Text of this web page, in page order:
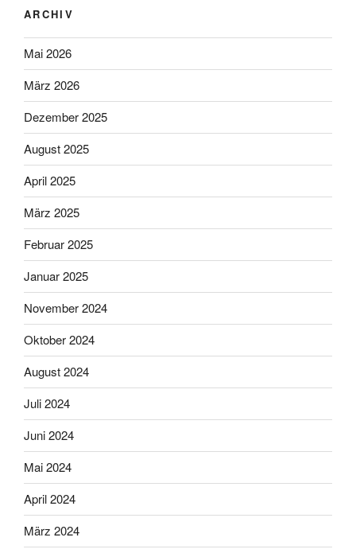
ARCHIV
Mai 2026
März 2026
Dezember 2025
August 2025
April 2025
März 2025
Februar 2025
Januar 2025
November 2024
Oktober 2024
August 2024
Juli 2024
Juni 2024
Mai 2024
April 2024
März 2024